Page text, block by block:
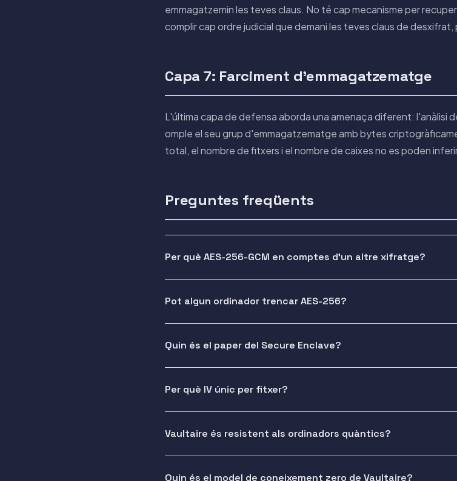
emmagatzemin les teves claus. No té cap mecanisme per
complir cap ordre judicial que demani les teves claus de
Capa 7: Farciment d'emmagatzematge
L'última capa de defensa aborda una amenaça diferent: l'anàlisi
omple el seu grup d'emmagatzematge amb bytes
total, el nombre de fitxers i el nombre de caixes no es poden
Preguntes freqüents
Per què AES-256-GCM en comptes d'un altre xifratge?
Pot algun ordinador trencar AES-256?
Quin és el paper del Secure Enclave?
Per què IV únic per fitxer?
Vaultaire és resistent als ordinadors quàntics?
Quin és el model de coneixement zero de Vaultaire?